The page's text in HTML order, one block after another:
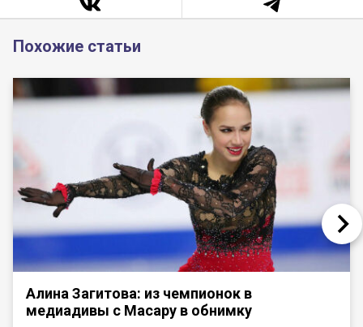
Похожие статьи
Алина Загитова: из чемпионок в
медиадивы с Масару в обнимку